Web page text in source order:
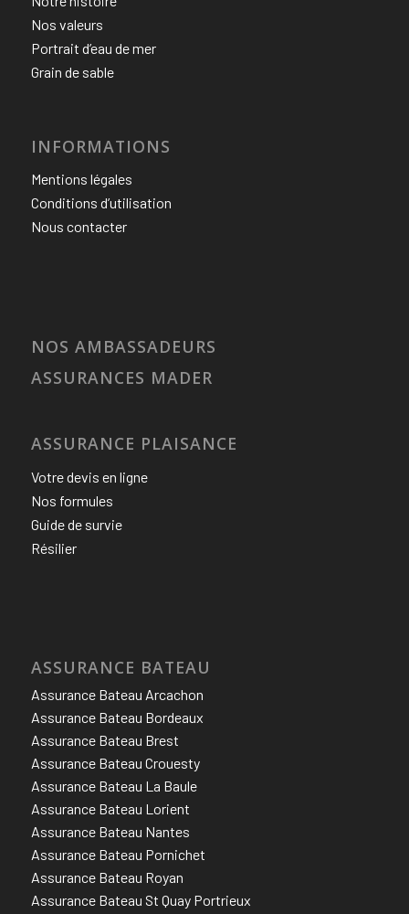
Nos valeurs
Portrait d’eau de mer
Grain de sable
INFORMATIONS
Mentions légales
Conditions d’utilisation
Nous contacter
NOS AMBASSADEURS
ASSURANCES MADER
ASSURANCE PLAISANCE
Votre devis en ligne
Nos formules
Guide de survie
Résilier
ASSURANCE BATEAU
Assurance Bateau Arcachon
Assurance Bateau Bordeaux
Assurance Bateau Brest
Assurance Bateau Crouesty
Assurance Bateau La Baule
Assurance Bateau Lorient
Assurance Bateau Nantes
Assurance Bateau Pornichet
Assurance Bateau Royan
Assurance Bateau St Quay Portrieux